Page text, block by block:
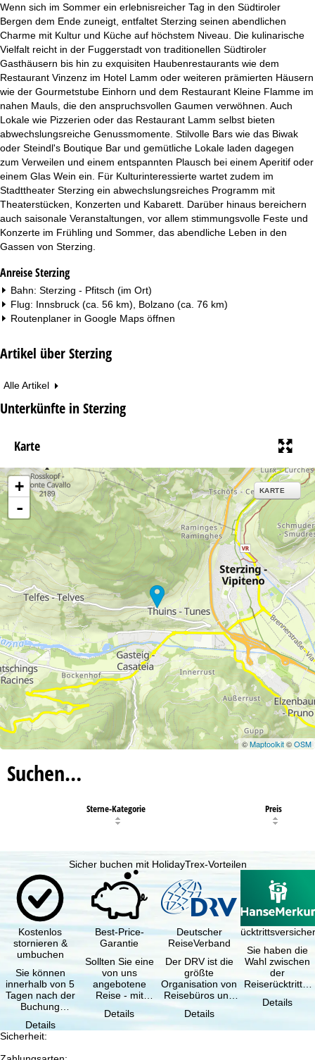
Wenn sich im Sommer ein erlebnisreicher Tag in den Südtiroler
Bergen dem Ende zuneigt, entfaltet Sterzing seinen abendlichen
Charme mit Kultur und Küche auf höchstem Niveau. Die kulinarische
Vielfalt reicht in der Fuggerstadt von traditionellen Südtiroler
Gasthäusern bis hin zu exquisiten Haubenrestaurants wie dem
Restaurant Vinzenz im Hotel Lamm oder weiteren prämierten Häusern
wie der Gourmetstube Einhorn und dem Restaurant Kleine Flamme im
nahen Mauls, die den anspruchsvollen Gaumen verwöhnen. Auch
Lokale wie Pizzerien oder das Restaurant Lamm selbst bieten
abwechslungsreiche Genussmomente. Stilvolle Bars wie das Biwak
oder Steindl's Boutique Bar und gemütliche Lokale laden dagegen
zum Verweilen und einem entspannten Plausch bei einem Aperitif oder
einem Glas Wein ein. Für Kulturinteressierte wartet zudem im
Stadttheater Sterzing ein abwechslungsreiches Programm mit
Theaterstücken, Konzerten und Kabarett. Darüber hinaus bereichern
auch saisonale Veranstaltungen, vor allem stimmungsvolle Feste und
Konzerte im Frühling und Sommer, das abendliche Leben in den
Gassen von Sterzing.
Anreise Sterzing
Bahn: Sterzing - Pfitsch (im Ort)
Flug: Innsbruck (ca. 56 km), Bolzano (ca. 76 km)
Routenplaner in Google Maps öffnen
Artikel über Sterzing
Alle Artikel
Unterkünfte in Sterzing
Karte
+
-
KARTE
©Maptoolkit©OSM
Suchen…
Sterne-Kategorie Preis
Sicher buchen mit HolidayTrex-Vorteilen
Kostenlos
stornieren &
umbuchen
Sie können
innerhalb von 5
Tagen nach der
Buchung
zurücktreten, …
Details
Best-Price-
Garantie
Sollten Sie eine
von uns
angebotene
Reise - mit
Verfügbarkeit
und …
Details
Deutscher
ReiseVerband
Der DRV ist die
größte
Organisation von
Reisebüros und
Reiseveranstaltern
in …
Details
Sie haben die
Wahl zwischen
der
Reiserücktritts-
Versicherung
(inklusive …
Details
Sicherheit: